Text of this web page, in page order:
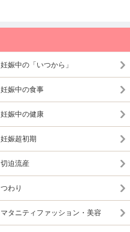
妊娠中の「いつから」
妊娠中の食事
妊娠中の健康
妊娠超初期
切迫流産
つわり
マタニティファッション・美容